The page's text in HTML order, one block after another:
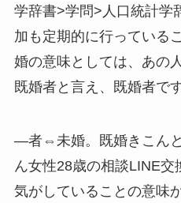
学辞書>学問>人口統計学
加も定期的に行っている
婚の意味としては、あの
既婚者と言え、既婚者で
―者⇔未婚。既婚きこん
ん女性28歳の相談LINE
気がしていることの意味